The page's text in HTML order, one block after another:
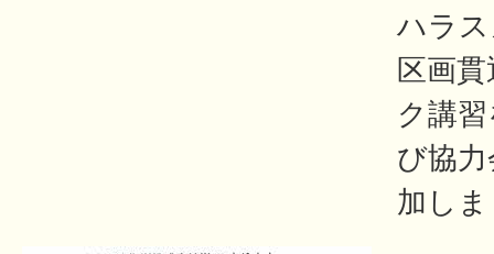
ハラ
区画
ク講
び協
加し